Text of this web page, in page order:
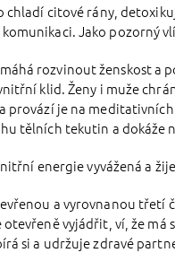
chladí citové rány,
Jako pozorný
rozvinout ženskost a
klid. Ženy i muže
provází je na
tělních tekutin a
energie vyvážená a
a vyrovnanou třetí
otevřeně vyjádřit, ví, že má
si a udržuje zdravé